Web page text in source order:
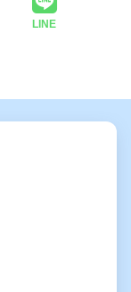
LINE